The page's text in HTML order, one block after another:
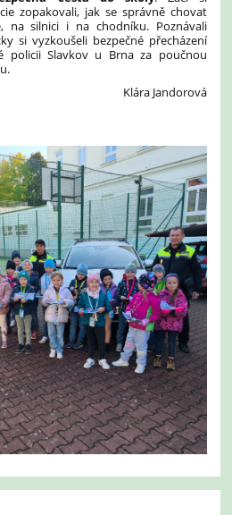
zopakovali, jak se správně chovat
na silnici i na chodníku. Poznávali
si vyzkoušeli bezpečné přecházení
policii Slavkov u Brna za poučnou
Klára Jandorová